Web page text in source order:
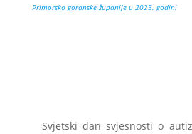
Primorsko goranske županije u 2025. godini
Svjetski dan svjesnosti o